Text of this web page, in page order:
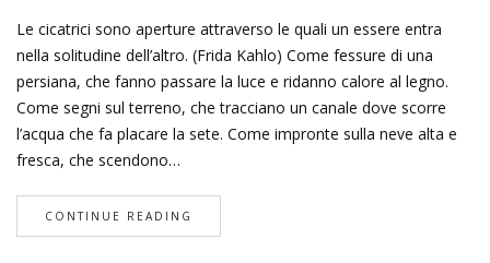
Le cicatrici sono aperture attraverso le quali un essere entra
nella solitudine dell’altro. (Frida Kahlo) Come fessure di una
persiana, che fanno passare la luce e ridanno calore al legno.
Come segni sul terreno, che tracciano un canale dove scorre
l’acqua che fa placare la sete. Come impronte sulla neve alta e
fresca, che scendono…
CONTINUE READING